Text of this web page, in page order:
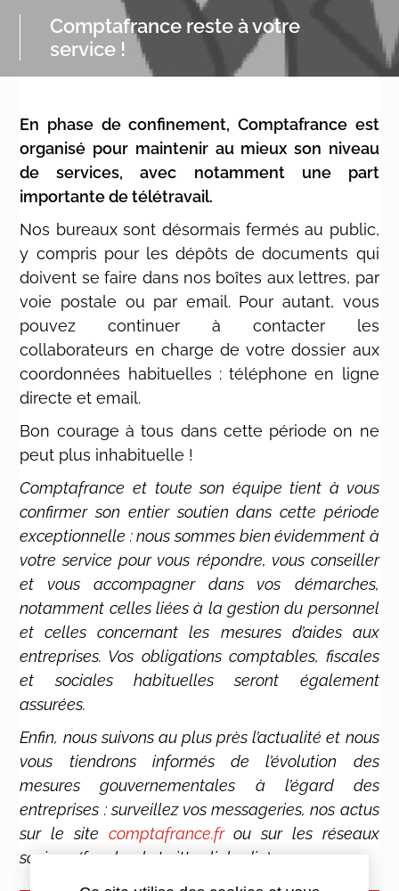
Comptafrance reste à votre
service !
En phase de confinement, Comptafrance est
organisé pour maintenir au mieux son niveau
de services, avec notamment une part
importante de télétravail.
Nos bureaux sont désormais fermés au public,
y compris pour les dépôts de documents qui
doivent se faire dans nos boîtes aux lettres, par
voie postale ou par email. Pour autant, vous
pouvez continuer à contacter les
collaborateurs en charge de votre dossier aux
coordonnées habituelles : téléphone en ligne
directe et email.
Bon courage à tous dans cette période on ne
peut plus inhabituelle !
Comptafrance et toute son équipe tient à vous
confirmer son entier soutien dans cette période
exceptionnelle : nous sommes bien évidemment à
votre service pour vous répondre, vous conseiller
et vous accompagner dans vos démarches,
notamment celles liées à la gestion du personnel
et celles concernant les mesures d’aides aux
entreprises. Vos obligations comptables, fiscales
et sociales habituelles seront également
assurées.
Enfin, nous suivons au plus près l’actualité et nous
vous tiendrons informés de l’évolution des
mesures gouvernementales à l’égard des
entreprises : surveillez vos messageries, nos actus
sur le site comptafrance.frou sur les réseaux
sociaux (facebook, twitter, linkedin).